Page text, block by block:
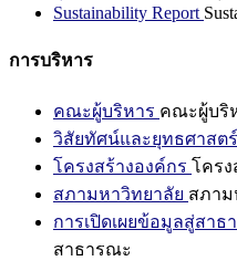
Sustainability Report
การบริหาร
คณะผู้บริหาร คณะผู้บริ
วิสัยทัศน์และยุทธศาสตร์
โครงสร้างองค์กร โครง
สภามหาวิทยาลัย สภาม
การเปิดเผยข้อมูลสู่สาธ
สาธารณะ